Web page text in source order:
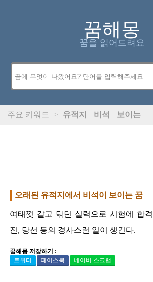
꿈해몽
꿈을 읽어드려요
주요 키워드 > 유적지 비석 보이는
오래된 유적지에서 비석이 보이는 꿈
여태껏 갈고 닦던 실력으로 시험에 합
진, 당선 등의 경사스런 일이 생긴다.
꿈해몽 저장하기 :
트위터
페이스북 네이버 스크랩